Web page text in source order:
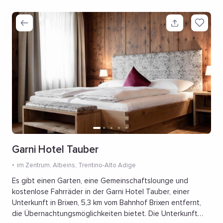
Garni Hotel Tauber
im Zentrum, Albeins, Trentino-Alto Adige
Es gibt einen Garten, eine Gemeinschaftslounge und
kostenlose Fahrräder in der Garni Hotel Tauber, einer
Unterkunft in Brixen, 5,3 km vom Bahnhof Brixen entfernt,
die Übernachtungsmöglichkeiten bietet. Die Unterkunft